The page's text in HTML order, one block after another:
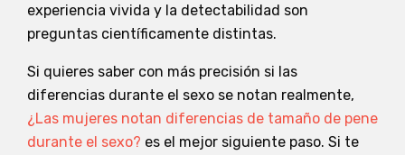
experiencia vivida y la detectabilidad son
preguntas científicamente distintas.
Si quieres saber con más precisión si las
diferencias durante el sexo se notan realmente,
¿Las mujeres notan diferencias de tamaño de pene
durante el sexo? es el mejor siguiente paso. Si te